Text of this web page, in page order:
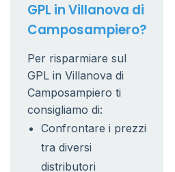
GPL in Villanova di
Camposampiero?
Per risparmiare sul
GPL in Villanova di
Camposampiero ti
consigliamo di:
Confrontare i prezzi
tra diversi
distributori